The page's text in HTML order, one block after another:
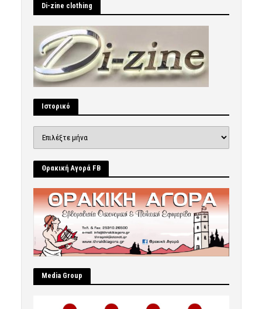
Di-zine clothing
Ιστορικό
Θρακική Αγορά FB
Μedia Group